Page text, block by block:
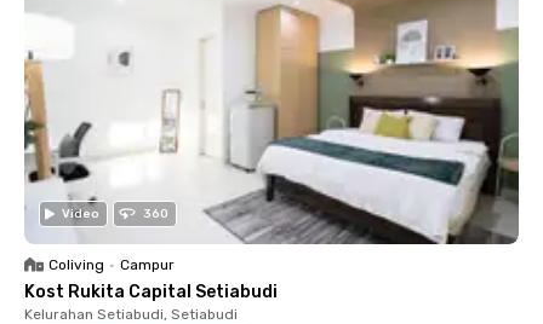
Video 360
Coliving • Campur
Kost Rukita Capital Setiabudi
Kelurahan Setiabudi, Setiabudi